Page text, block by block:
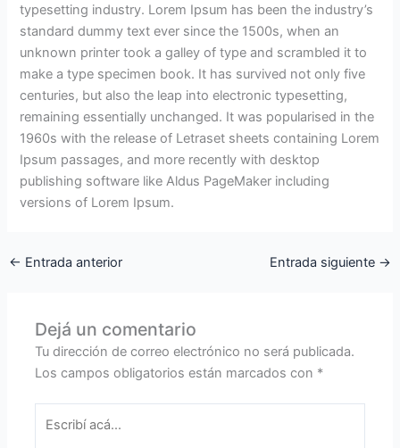
typesetting industry. Lorem Ipsum has been the industry’s
standard dummy text ever since the 1500s, when an
unknown printer took a galley of type and scrambled it to
make a type specimen book. It has survived not only five
centuries, but also the leap into electronic typesetting,
remaining essentially unchanged. It was popularised in the
1960s with the release of Letraset sheets containing Lorem
Ipsum passages, and more recently with desktop
publishing software like Aldus PageMaker including
versions of Lorem Ipsum.
← Entrada anterior Entrada siguiente →
Dejá un comentario
Tu dirección de correo electrónico no será publicada.
Los campos obligatorios están marcados con *
acá...